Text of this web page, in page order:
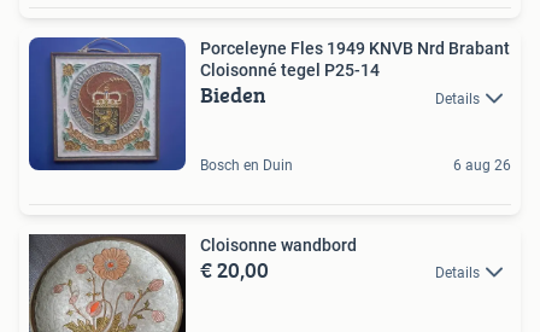
Porceleyne Fles 1949 KNVB Nrd Brabant
Cloisonné tegel P25-14
Bieden Details
Bosch en Duin 6 aug 26
Cloisonne wandbord
€ 20,00 Details